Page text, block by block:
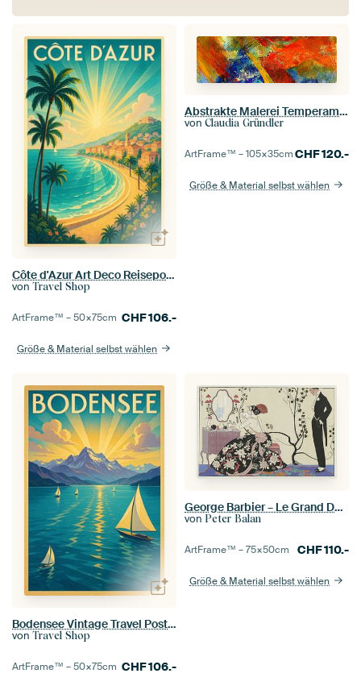
Côte d'Azur Art Deco Reiseposter - Französische Riviera Eleganz
von Travel Shop
ArtFrame™ –50×75cm CHF106.-
Größe & Material selbst wählen
Abstrakte Malerei Temperamentvoll 11
von Claudia Gründler
ArtFrame™ –105×35cmCHF120.-
Größe & Material selbst wählen
Bodensee Vintage Travel Poster - Alpen-See-Landschaft
von Travel Shop
ArtFrame™ –50×75cm CHF106.-
George Barbier – Le Grand Decolletage (1921)
von Peter Balan
ArtFrame™ –75×50cm CHF110.-
Größe & Material selbst wählen